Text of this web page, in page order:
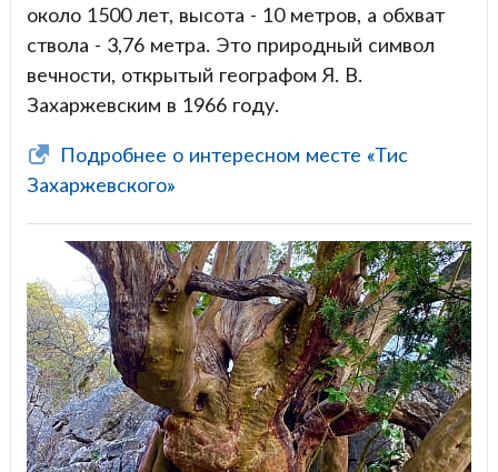
около 1500 лет, высота - 10 метров, а обхват
ствола - 3,76 метра. Это природный символ
вечности, открытый географом Я. В.
Захаржевским в 1966 году.
Подробнее о интересном месте «Тис
Захаржевского»